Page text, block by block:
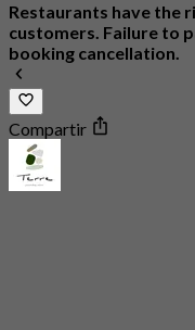
Restaurants have the
customers. Failure to
booking cancellation.
Compartir